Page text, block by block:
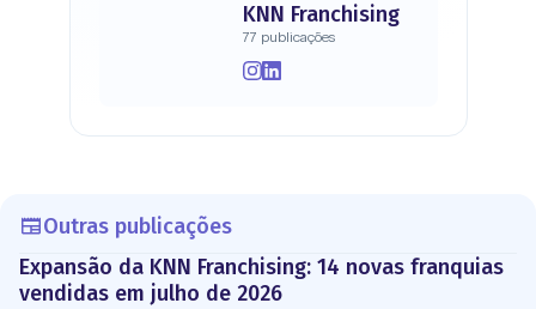
KNN Franchising
77 publicações
Outras publicações
Expansão da KNN Franchising: 14 novas franquias
vendidas em julho de 2026